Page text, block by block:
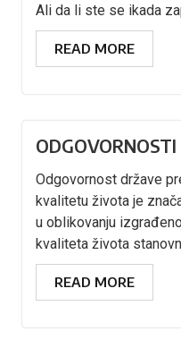
Ali da li ste se ikada
READ MORE
Odgovornost države
kvalitetu života je
u oblikovanju
kvaliteta života
READ MORE